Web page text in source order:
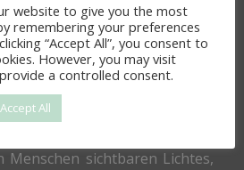
oderSchwarzlichtist für den
elektromagnetische
von 1 nm bis 380
der Strahlung reicht also von
Menschen sichtbaren Lichtes,
website to give you the most
remembering your preferences
“Accept All”, you consent to
However, you may visit
a controlled consent.
Accept All